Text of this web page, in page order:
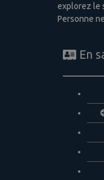
explorez le
Personne
En